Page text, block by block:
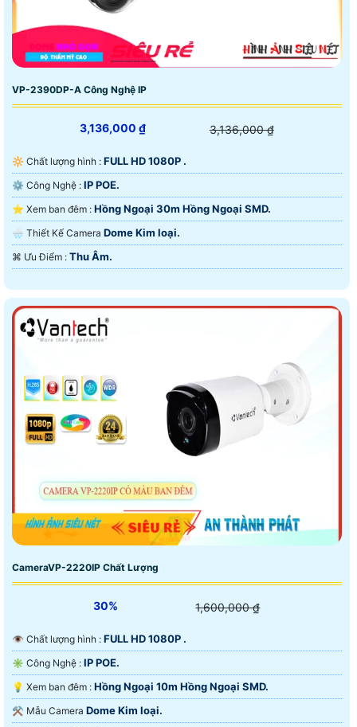
VP-2390DP-A Công Nghệ IP
3,136,000 ₫ 3,136,000 ₫
🔆 Chất lượng hình : FULL HD 1080P .
⚙ Công Nghệ : IP POE.
⭐ Xem ban đêm : Hồng Ngoại 30m Hồng Ngoại SMD.
🌧️ Thiết Kế Camera Dome Kim loại.
️⌘ Ưu Điểm : Thu Âm.
CameraVP-2220IP Chất Lượng
30% 1,600,000 ₫
👁 Chất lượng hình : FULL HD 1080P .
✳️ Công Nghệ : IP POE.
💡 Xem ban đêm : Hồng Ngoại 10m Hồng Ngoại SMD.
⚒ Mẫu Camera Dome Kim loại.